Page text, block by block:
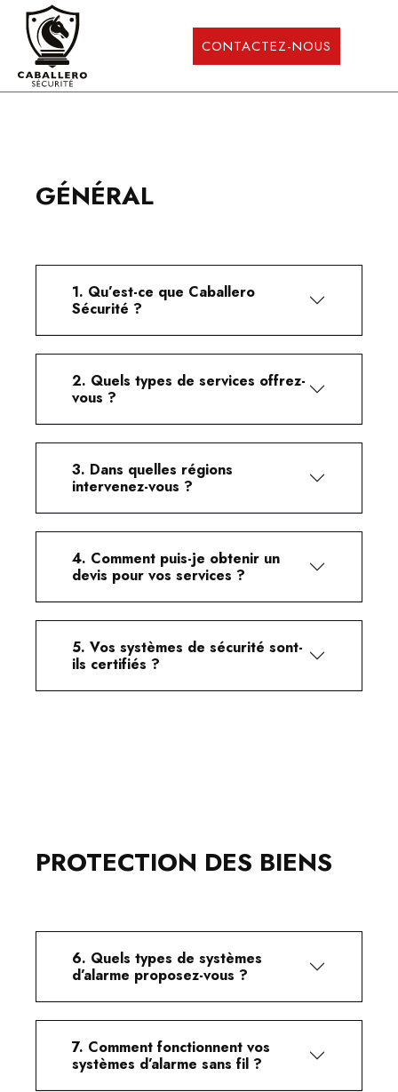
CONTACTEZ-NOUS
L’ENTREPRISE
PROFESSIONNELS
PACK SÉCURITÉ
ACCOMPAGNEMENT
GÉNÉRAL
1. Qu’est-ce que Caballero
Sécurité ?
2. Quels types de services offrez-
vous ?
3. Dans quelles régions
intervenez-vous ?
4. Comment puis-je obtenir un
devis pour vos services ?
5. Vos systèmes de sécurité sont-
ils certifiés ?
PROTECTION DES BIENS
6. Quels types de systèmes
d’alarme proposez-vous ?
7. Comment fonctionnent vos
systèmes d’alarme sans fil ?